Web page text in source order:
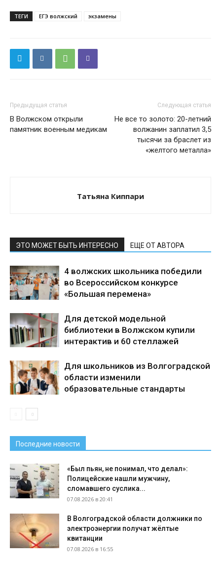
ТЕГИ ЕГЭ волжский экзамены
Предыдущая статья
В Волжском открыли
памятник военным медикам
Следующая статья
Не все то золото: 20-летний
волжанин заплатил 3,5
тысячи за браслет из
«желтого металла»
Татьяна Киппари
ЭТО МОЖЕТ БЫТЬ ИНТЕРЕСНО ЕЩЕ ОТ АВТОРА
4 волжских школьника победили
во Всероссийском конкурсе
«Большая перемена»
Для детской модельной
библиотеки в Волжском купили
интерактив и 60 стеллажей
Для школьников из Волгоградской
области изменили
образовательные стандарты
Последние новости
«Был пьян, не понимал, что делал»:
Полицейские нашли мужчину,
сломавшего суслика...
07.08.2026 в 20:41
В Волгоградской области должники по
электроэнергии получат жёлтые
квитанции
07.08.2026 в 16:55